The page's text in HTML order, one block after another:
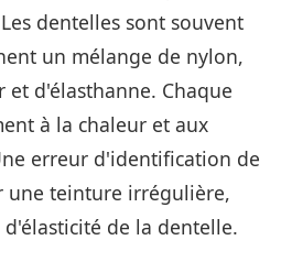
dentelles sont souvent
un mélange de nylon,
et d'élasthanne. Chaque
à la chaleur et aux
erreur d'identification de
une teinture irrégulière,
de la dentelle.